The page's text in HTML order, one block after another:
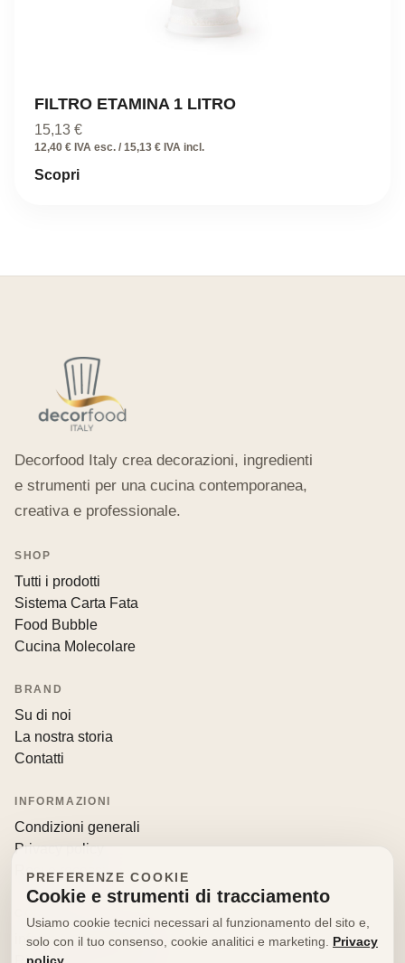
FILTRO ETAMINA 1 LITRO
15,13 €
12,40 € IVA esc. / 15,13 € IVA incl.
Scopri
Decorfood Italy crea decorazioni, ingredienti
e strumenti per una cucina contemporanea,
creativa e professionale.
SHOP
Tutti i prodotti
Sistema Carta Fata
Food Bubble
Cucina Molecolare
BRAND
Su di noi
La nostra storia
Contatti
INFORMAZIONI
Condizioni generali
Privacy policy
Resi e recessi
info@decorfooditaly.it
PREFERENZE COOKIE
Cookie e strumenti di tracciamento
Usiamo cookie tecnici necessari al funzionamento del sito e,
solo con il tuo consenso, cookie analitici e marketing. Privacy